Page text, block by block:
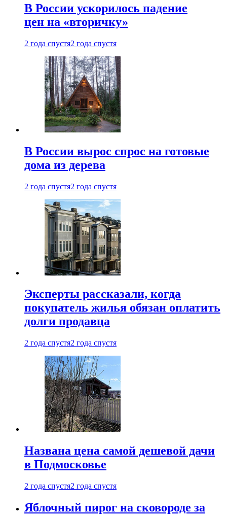
В России ускорилось падение
цен на «вторичку»
2 года спустя2 года спустя
В России вырос спрос на готовые
дома из дерева
2 года спустя2 года спустя
Эксперты рассказали, когда
покупатель жилья обязан оплатить
долги продавца
2 года спустя2 года спустя
Названа цена самой дешевой дачи
в Подмосковье
2 года спустя2 года спустя
Яблочный пирог на сковороде за